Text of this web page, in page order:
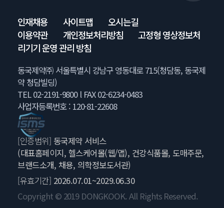
인재채용 사이트맵
오시는길
이용약관
개인정보처리방침
고정형 영상정보처
리기기 운영 관리 방침
동국제약㈜ 서울특별시 강남구 영동대로 715(청담동, 동국제
약 청담빌딩)
TEL 02-2191-9800 l FAX 02-6234-0483
사업자등록번호 : 120-81-22608
[인증범위] 동국제약 서비스
(대표홈페이지, 헬스케어몰(웹/앱), 건강식품몰, 도매주문,
브랜드소개, 채용, 의학정보도서관)
[유효기간] 2026.07.01~2029.06.30
Copyright © 2019 DONGKOOK. All Rights Reserved.